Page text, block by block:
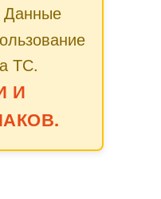
Данные
ТС.
И